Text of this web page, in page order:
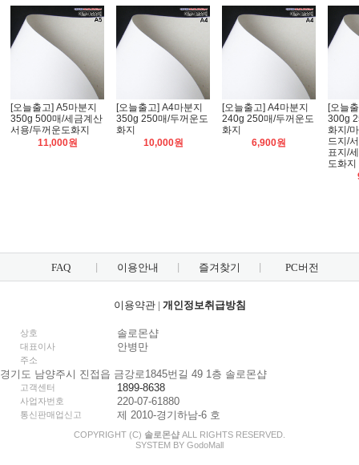
[오늘출고] A5마분지
350g 500매/세금계산
서용/두꺼운도화지
11,000원
[오늘출고] A4마분지
350g 250매/두꺼운도
화지
10,000원
[오늘출고] A4마분지
240g 250매/두꺼운도
화지
6,900원
[오늘
300g
화지/
드지/
표지/
도화지
FAQ 이용안내 즐겨찾기 PC버전
이용약관| 개인정보취급방침
상호 솔로몬샵
대표이사 안병만
주소
경기도 남양주시 진접읍 금강로1845번길 49 1층 솔로몬샵
고객센터 1899-8638
사업자번호 220-07-61880
통신판매업신고 제 2010-경기하남-6 호
COPYRIGHT (C) 솔로몬샵 ALL RIGHTS RESERVED.
SYSTEM BY GodoMall